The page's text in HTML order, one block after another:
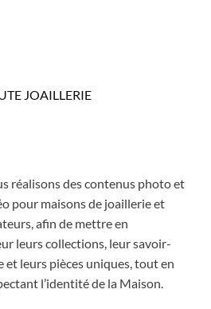
JOAILLERIE
réalisons des contenus photo et
pour maisons de joaillerie et
afin de mettre en
leurs collections, leur savoir-
et leurs pièces uniques, tout en
l’identité de la Maison.